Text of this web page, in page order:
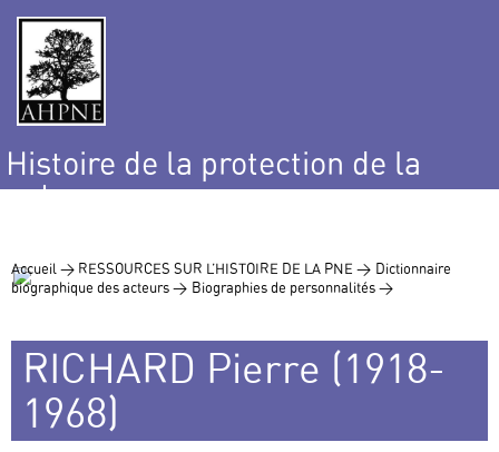
Histoire de la protection de la
nature
Accueil > RESSOURCES SUR L’HISTOIRE DE LA PNE > Dictionnaire
biographique des acteurs > Biographies de personnalités >
RICHARD Pierre (1918-
1968)